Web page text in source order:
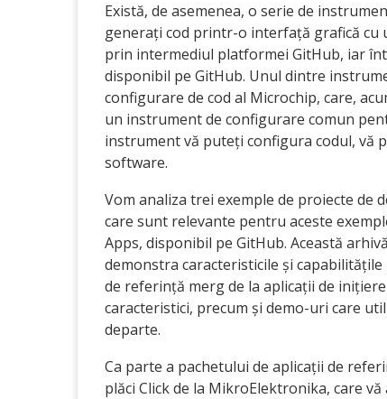
Există, de asemenea, o serie de
generați cod printr-o interfață grafică cu
prin intermediul platformei GitHub, iar
disponibil pe GitHub. Unul dintre
configurare de cod al Microchip, care,
un instrument de configurare comun
instrument vă puteți configura codul, vă
software.
Vom analiza trei exemple de proiecte de
care sunt relevante pentru aceste
Apps, disponibil pe GitHub. Această
demonstra caracteristicile și
de referință merg de la aplicații de
caracteristici, precum și demo-uri care
departe.
Ca parte a pachetului de aplicații de
plăci Click de la MikroElektronika, care